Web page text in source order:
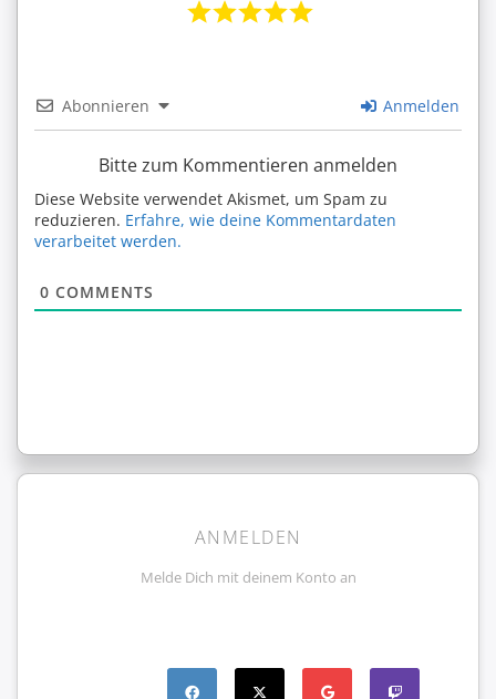
ANMELDEN
Melde Dich mit deinem Konto an
Abonnieren Anmelden
Bitte zum Kommentieren anmelden
Diese Website verwendet Akismet, um Spam zu
reduzieren. Erfahre, wie deine Kommentardaten
verarbeitet werden.
0 COMMENTS